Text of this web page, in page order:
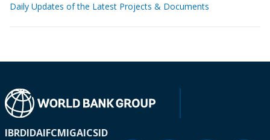
Daily Updates of the Latest Projects & Documents
IBRDIDAIFCMIGAICSID